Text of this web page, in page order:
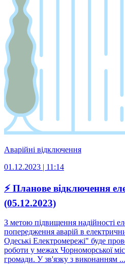
Аварійні відключення
01.12.2023 | 11:14
⚡ Планове відключення
(05.12.2023)
З метою підвищення надійності
попередження аварій в
Одеські Електромережі" буде
роботи у межах Чорноморської
громади. У зв'язку з виконанням ...